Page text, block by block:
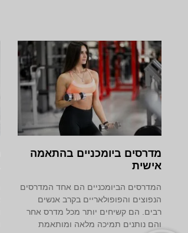
מדרסים ביומכניים בהתאמה
אישית
המדרסים הביומכניים הם אחד המדרסים
הנפוצים והפופולאריים בקרב אנשים
רבים. הם קשיחים יותר מכל מדרס אחר
והם נותנים תמיכה מלאה ומותאמת